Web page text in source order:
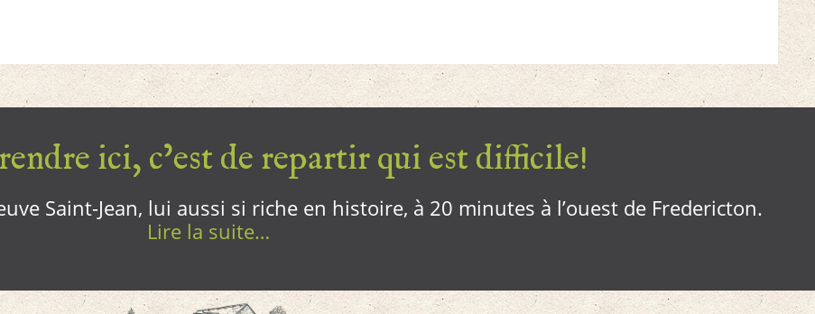
ici, c’est de repartir qui est difficile!
Saint-Jean, lui aussi si riche en histoire, à 20 minutes à l’ouest de Fredericton.
Lire la suite…